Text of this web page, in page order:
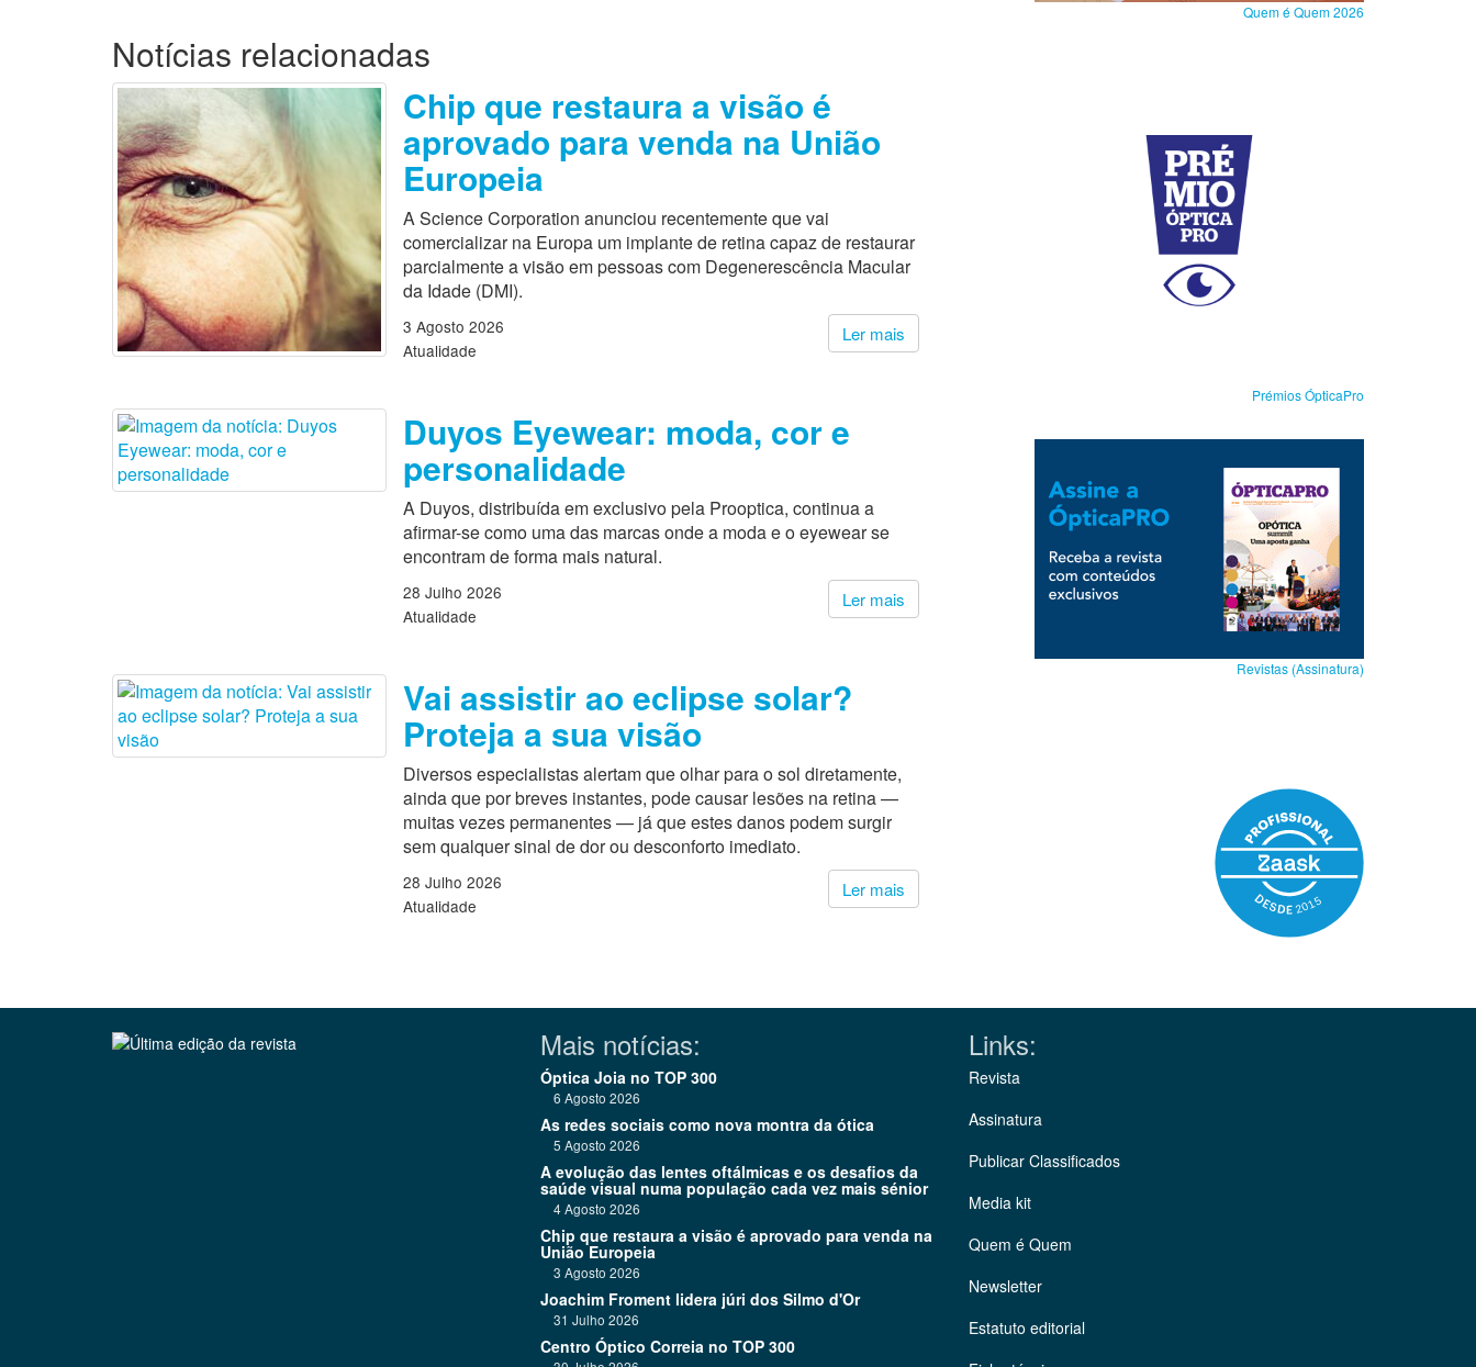
Quem é Quem 2026
Prémios ÓpticaPro
Revistas (Assinatura)
Notícias relacionadas
Chip que restaura a visão é
aprovado para venda na União
Europeia
A Science Corporation anunciou recentemente que vai
comercializar na Europa um implante de retina capaz de restaurar
parcialmente a visão em pessoas com Degenerescência Macular
da Idade (DMI).
Ler mais
3 Agosto 2026
Atualidade
Duyos Eyewear: moda, cor e
personalidade
A Duyos, distribuída em exclusivo pela Prooptica, continua a
afirmar-se como uma das marcas onde a moda e o eyewear se
encontram de forma mais natural.
Ler mais
28 Julho 2026
Atualidade
Vai assistir ao eclipse solar?
Proteja a sua visão
Diversos especialistas alertam que olhar para o sol diretamente,
ainda que por breves instantes, pode causar lesões na retina —
muitas vezes permanentes — já que estes danos podem surgir
sem qualquer sinal de dor ou desconforto imediato.
Ler mais
28 Julho 2026
Atualidade
Mais notícias:
Óptica Joia no TOP 300
6 Agosto 2026
As redes sociais como nova montra da ótica
5 Agosto 2026
A evolução das lentes oftálmicas e os desafios da
saúde visual numa população cada vez mais sénior
4 Agosto 2026
Chip que restaura a visão é aprovado para venda na
União Europeia
3 Agosto 2026
Joachim Froment lidera júri dos Silmo d'Or
31 Julho 2026
Centro Óptico Correia no TOP 300
Links:
Revista
Assinatura
Publicar Classificados
Media kit
Quem é Quem
Newsletter
Estatuto editorial